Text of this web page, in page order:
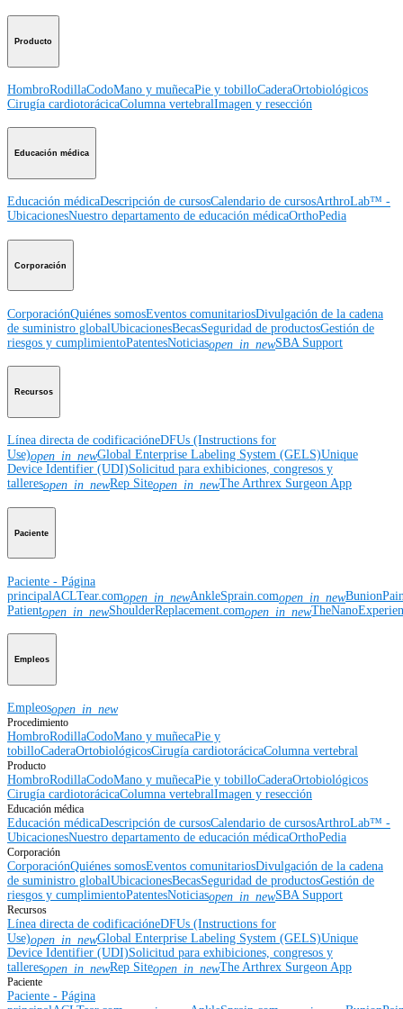
Producto
HombroRodillaCodoMano y muñecaPie y tobilloCaderaOrtobiológicos
Cirugía cardiotorácicaColumna vertebralImagen y resección
Educación médica
Educación médicaDescripción de cursosCalendario de cursosArthroLab™ -
UbicacionesNuestro departamento de educación médicaOrthoPedia
Corporación
CorporaciónQuiénes somosEventos comunitariosDivulgación de la cadena
de suministro globalUbicacionesBecasSeguridad de productosGestión de
riesgos y cumplimientoPatentesNoticiasopen_in_newSBA Support
Recursos
Línea directa de codificacióneDFUs (Instructions for
Use)open_in_newGlobal Enterprise Labeling System (GELS)Unique
Device Identifier (UDI)Solicitud para exhibiciones, congresos y
talleresopen_in_newRep Siteopen_in_newThe Arthrex Surgeon App
Paciente
Paciente - Página
principal ACLTear.comopen_in_newAnkleSprain.comopen_in_new
Patientopen_in_newShoulderReplacement.comopen_in_new
Empleos
Empleosopen_in_new
Procedimiento
HombroRodillaCodoMano y muñecaPie y
tobilloCaderaOrtobiológicosCirugía cardiotorácicaColumna vertebral
Producto
HombroRodillaCodoMano y muñecaPie y tobilloCaderaOrtobiológicos
Cirugía cardiotorácicaColumna vertebralImagen y resección
Educación médica
Educación médicaDescripción de cursosCalendario de cursosArthroLab™ -
UbicacionesNuestro departamento de educación médicaOrthoPedia
Corporación
CorporaciónQuiénes somosEventos comunitariosDivulgación de la cadena
de suministro globalUbicacionesBecasSeguridad de productosGestión de
riesgos y cumplimientoPatentesNoticiasopen_in_newSBA Support
Recursos
Línea directa de codificacióneDFUs (Instructions for
Use)open_in_newGlobal Enterprise Labeling System (GELS)Unique
Device Identifier (UDI)Solicitud para exhibiciones, congresos y
talleresopen_in_newRep Siteopen_in_newThe Arthrex Surgeon App
Paciente
Paciente - Página